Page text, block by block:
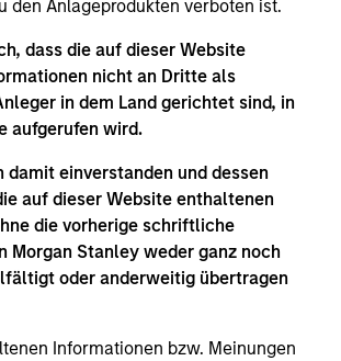
den Anlageprodukten verboten ist.
dass die auf dieser Website
nicht an Dritte als
in dem Land gerichtet sind, in
aufgerufen wird.
damit einverstanden und dessen
auf dieser Website enthaltenen
die vorherige schriftliche
Morgan Stanley weder ganz noch
oder anderweitig übertragen
Informationen bzw. Meinungen
markets. Before joining
was an actuarial analyst at
working with some of the largest
in California, and previously
director at Pacific Alternative
Company (now PAAMCO-
in and co-investing with hedge
investment professional at a
focused on EMEA. Helen
Statistics from the University of
at Dartmouth College, where